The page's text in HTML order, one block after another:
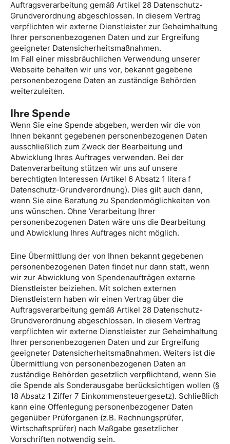
Auftragsverarbeitung gemäß Artikel 28 Datenschutz-
Grundverordnung abgeschlossen. In diesem Vertrag
verpflichten wir externe Dienstleister zur Geheimhaltung
Ihrer personenbezogenen Daten und zur Ergreifung
geeigneter Datensicherheitsmaßnahmen.
Im Fall einer missbräuchlichen Verwendung unserer
Webseite behalten wir uns vor, bekannt gegebene
personenbezogene Daten an zuständige Behörden
weiterzuleiten.
Ihre Spende
Wenn Sie eine Spende abgeben, werden wir die von
Ihnen bekannt gegebenen personenbezogenen Daten
ausschließlich zum Zweck der Bearbeitung und
Abwicklung Ihres Auftrages verwenden. Bei der
Datenverarbeitung stützen wir uns auf unsere
berechtigten Interessen (Artikel 6 Absatz 1 litera f
Datenschutz-Grundverordnung). Dies gilt auch dann,
wenn Sie eine Beratung zu Spendenmöglichkeiten von
uns wünschen. Ohne Verarbeitung Ihrer
personenbezogenen Daten wäre uns die Bearbeitung
und Abwicklung Ihres Auftrages nicht möglich.
Eine Übermittlung der von Ihnen bekannt gegebenen
personenbezogenen Daten findet nur dann statt, wenn
wir zur Abwicklung von Spendenaufträgen externe
Dienstleister beiziehen. Mit solchen externen
Dienstleistern haben wir einen Vertrag über die
Auftragsverarbeitung gemäß Artikel 28 Datenschutz-
Grundverordnung abgeschlossen. In diesem Vertrag
verpflichten wir externe Dienstleister zur Geheimhaltung
Ihrer personenbezogenen Daten und zur Ergreifung
geeigneter Datensicherheitsmaßnahmen. Weiters ist die
Übermittlung von personenbezogenen Daten an
zuständige Behörden gesetzlich verpflichtend, wenn Sie
die Spende als Sonderausgabe berücksichtigen wollen (§
18 Absatz 1 Ziffer 7 Einkommensteuergesetz). Schließlich
kann eine Offenlegung personenbezogener Daten
gegenüber Prüforganen (z.B. Rechnungsprüfer,
Wirtschaftsprüfer) nach Maßgabe gesetzlicher
Vorschriften notwendig sein.